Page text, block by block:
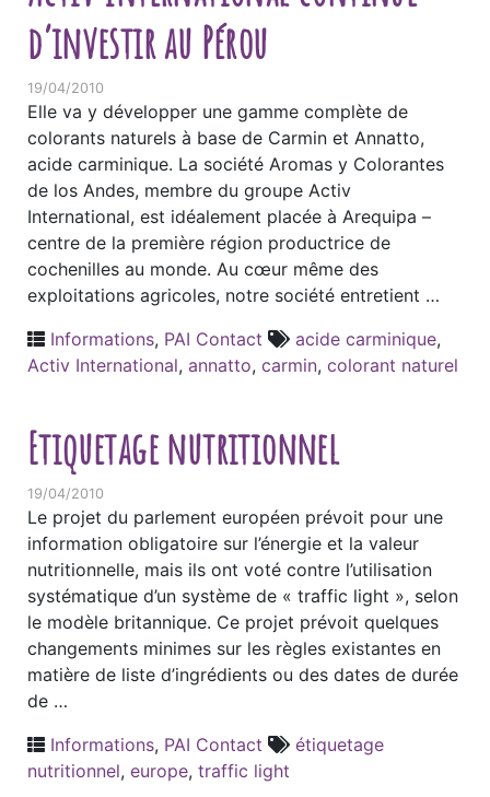
d’investir au Pérou
19/04/2010
Elle va y développer une gamme complète de
colorants naturels à base de Carmin et Annatto,
acide carminique. La société Aromas y Colorantes
de los Andes, membre du groupe Activ
International, est idéalement placée à Arequipa –
centre de la première région productrice de
cochenilles au monde. Au cœur même des
exploitations agricoles, notre société entretient …
Informations, PAI Contact acide carminique,
Activ International, annatto, carmin, colorant naturel
Etiquetage nutritionnel
19/04/2010
Le projet du parlement européen prévoit pour une
information obligatoire sur l’énergie et la valeur
nutritionnelle, mais ils ont voté contre l’utilisation
systématique d’un système de « traffic light », selon
le modèle britannique. Ce projet prévoit quelques
changements minimes sur les règles existantes en
matière de liste d’ingrédients ou des dates de durée
de …
Informations, PAI Contact
étiquetage
nutritionnel, europe, traffic light